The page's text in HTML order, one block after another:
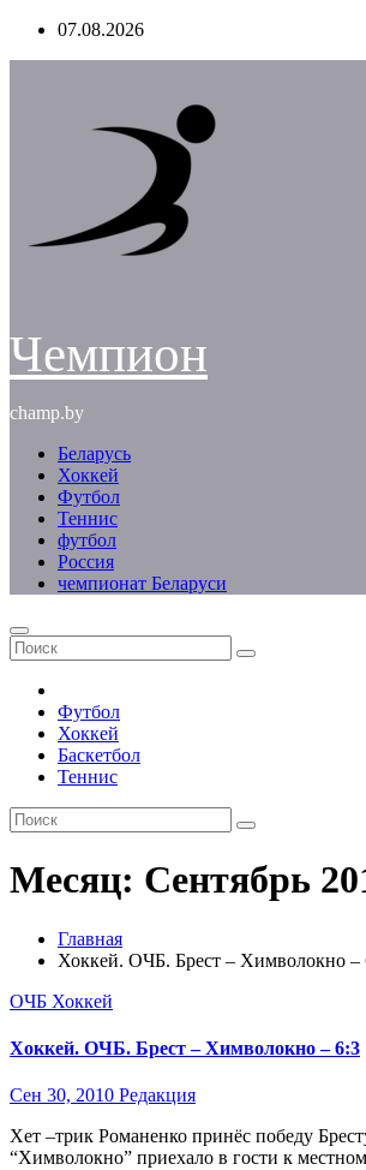
Перейти07.08.2026
Чемпион
champ.by
Беларусь
Хоккей
Футбол
Теннис
футбол
Россия
чемпионат Беларуси
Футбол
Хоккей
Баскетбол
Теннис
Месяц: Сентябрь
Главная
Хоккей. ОЧБ. Брест – Химволокно –
ОЧБ Хоккей
Хоккей. ОЧБ. Брест – Химволокно – 6:3
Сен 30, 2010 Редакция
Хет –трик Романенко принёс победу
“Химволокно” приехало в гости к